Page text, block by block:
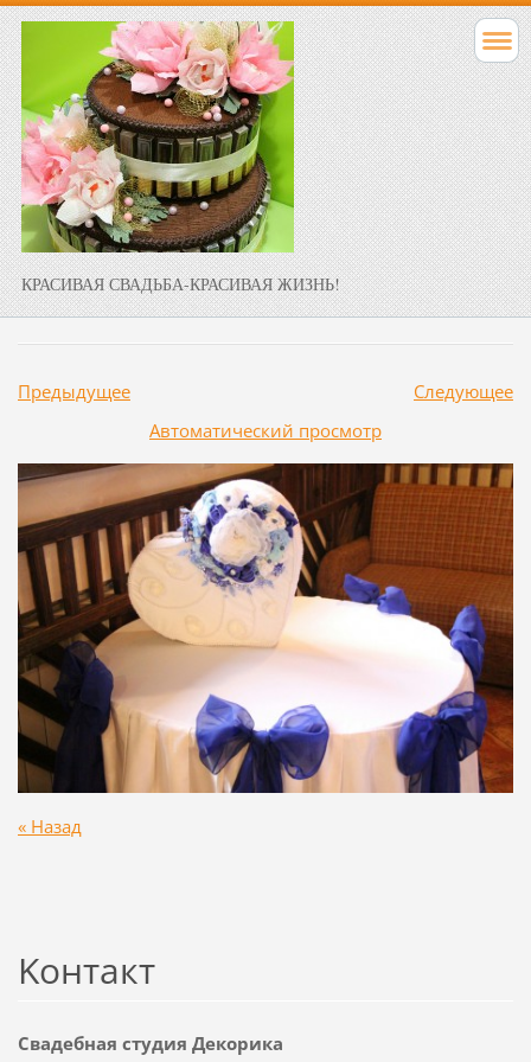
КРАСИВАЯ СВАДЬБА-КРАСИВАЯ ЖИЗНЬ!
Предыдущее
Следующее
Aвтоматический просмотр
« Назад
Koнтакт
Свадебная студия Декорика